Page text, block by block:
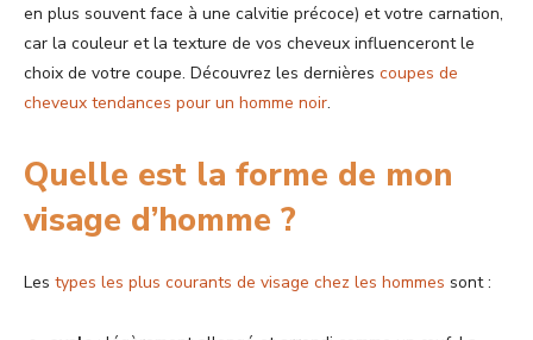
en plus souvent face à une calvitie précoce) et votre carnation,
car la couleur et la texture de vos cheveux influenceront le
choix de votre coupe. Découvrez les dernières coupes de
cheveux tendances pour un homme noir.
Quelle est la forme de mon
visage d’homme ?
Les types les plus courants de visage chez les hommes sont :